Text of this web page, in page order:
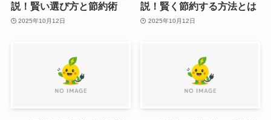
説！賢い選び方と節約術
2025年10月12日
説！賢く節約する方法とは
2025年10月12日